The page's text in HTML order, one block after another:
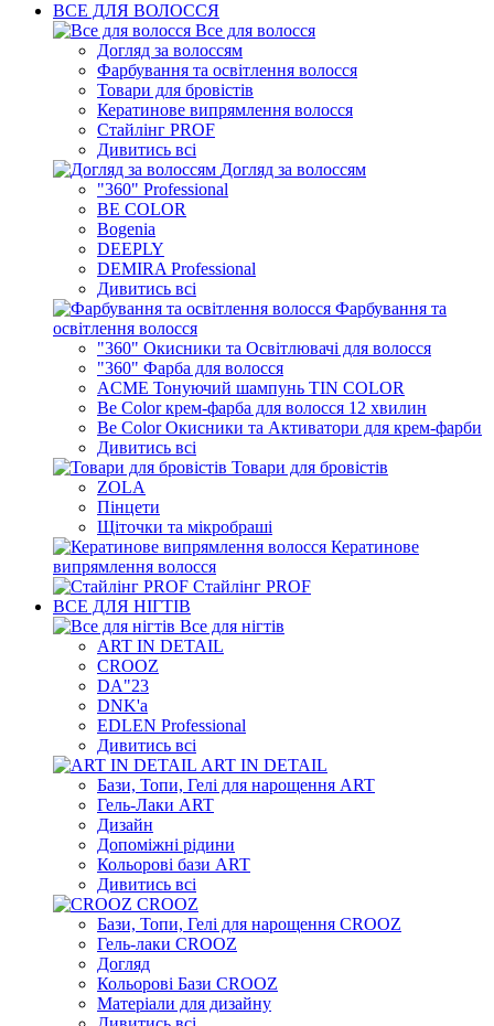
ВСЕ ДЛЯ ВОЛОССЯ
Все для волосся
Догляд за волоссям
Фарбування та освітлення волосся
Товари для бровістів
Кератинове випрямлення волосся
Стайлінг PROF
Дивитись всі
Догляд за волоссям
"360" Professional
BE COLOR
Bogenia
DEEPLY
DEMIRA Professional
Дивитись всі
Фарбування та
освітлення волосся
"360" Окисники та Освітлювачі для волосся
"360" Фарба для волосся
ACME Тонуючий шампунь TIN COLOR
Be Color крем-фарба для волосся 12 хвилин
Be Color Окисники та Активатори для крем-фарби
Дивитись всі
Товари для бровістів
ZOLA
Пінцети
Щіточки та мікробраші
Кератинове
випрямлення волосся
Стайлінг PROF
ВСЕ ДЛЯ НІГТІВ
Все для нігтів
ART IN DETAIL
CROOZ
DA"23
DNK'a
EDLEN Professional
Дивитись всі
ART IN DETAIL
Бази, Топи, Гелі для нарощення ART
Гель-Лаки ART
Дизайн
Допоміжні рідини
Кольорові бази ART
Дивитись всі
CROOZ
Бази, Топи, Гелі для нарощення CROOZ
Гель-лаки CROOZ
Догляд
Кольорові Бази CROOZ
Матеріали для дизайну